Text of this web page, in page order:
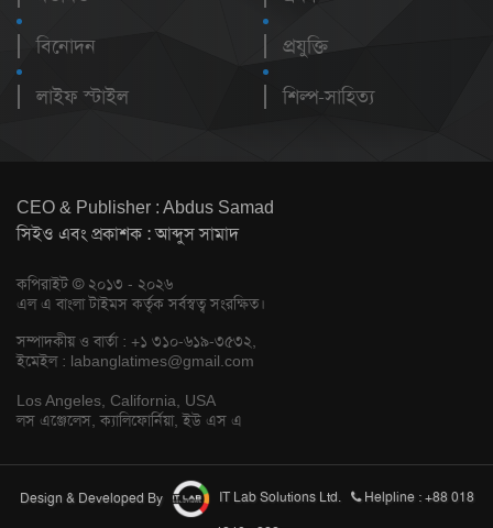
বিনোদন
লাইফ স্টাইল
প্রযুক্তি
শিল্প-সাহিত্য
CEO & Publisher : Abdus Samad
সিইও এবং প্রকাশক : আব্দুস সামাদ
কপিরাইট © ২০১৩ - ২০২৬
এল এ বাংলা টাইমস কর্তৃক সর্বস্বত্ব সংরক্ষিত।
সম্পাদকীয় ও বার্তা : +১ ৩১০-৬১৯-৩৫৩২,
ইমেইল : labanglatimes@gmail.com
Los Angeles, California, USA
লস এঞ্জেলেস, ক্যালিফোর্নিয়া, ইউ এস এ
Design & Developed By IT Lab Solutions Ltd.
Helpline : +88 018